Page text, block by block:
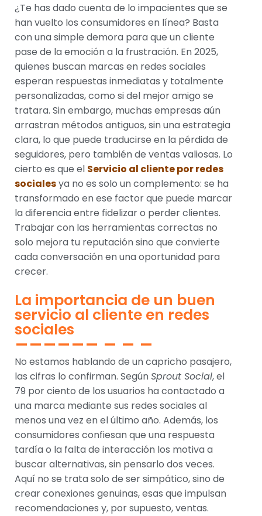
¿Te has dado cuenta de lo impacientes que se
han vuelto los consumidores en línea? Basta
con una simple demora para que un cliente
pase de la emoción a la frustración. En 2025,
quienes buscan marcas en redes sociales
esperan respuestas inmediatas y totalmente
personalizadas, como si del mejor amigo se
tratara. Sin embargo, muchas empresas aún
arrastran métodos antiguos, sin una estrategia
clara, lo que puede traducirse en la pérdida de
seguidores, pero también de ventas valiosas. Lo
cierto es que el Servicio al cliente por redes
socialesya no es solo un complemento: se ha
transformado en ese factor que puede marcar
la diferencia entre fidelizar o perder clientes.
Trabajar con las herramientas correctas no
solo mejora tu reputación sino que convierte
cada conversación en una oportunidad para
crecer.
La importancia de un buen
servicio al cliente en redes
sociales
No estamos hablando de un capricho pasajero,
las cifras lo confirman. SegúnSprout Social, el
79 por ciento de los usuarios ha contactado a
una marca mediante sus redes sociales al
menos una vez en el último año. Además, los
consumidores confiesan que una respuesta
tardía o la falta de interacción los motiva a
buscar alternativas, sin pensarlo dos veces.
Aquí no se trata solo de ser simpático, sino de
crear conexiones genuinas, esas que impulsan
recomendaciones y, por supuesto, ventas.